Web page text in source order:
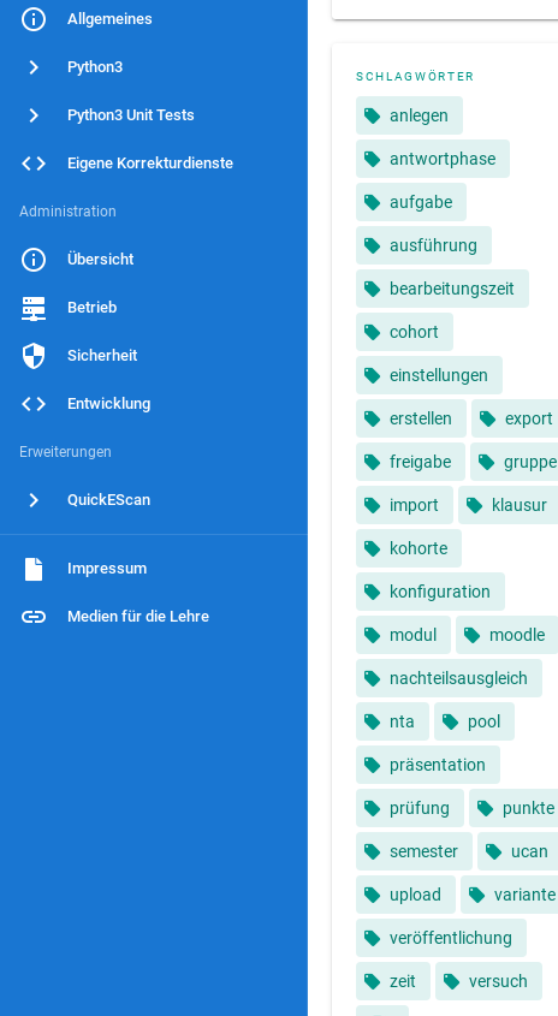
Allgemeines
Python3
Python3 Unit Tests
Eigene Korrekturdienste
Administration
Übersicht
Betrieb
Sicherheit
Entwicklung
Erweiterungen
QuickEScan
Impressum
Medien für die Lehre
SCHLAGWÖRTER
anlegen
antwortphase
aufgabe
ausführung
bearbeitungszeit
cohort
einstellungen
erstellen export
freigabe gruppe
import klausur
kohorte
konfiguration
modul moodle
nachteilsausgleich
nta pool
präsentation
prüfung punkte
semester ucan
upload variante
veröffentlichung
zeit versuch